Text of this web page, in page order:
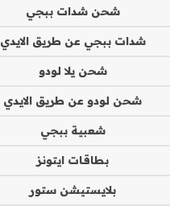
شحن شدات ببجي
شدات ببجي عن طريق الايدي
شحن يلا لودو
شحن لودو عن طريق الايدي
شعبية ببجي
بطاقات ايتونز
بلايستيشن ستور